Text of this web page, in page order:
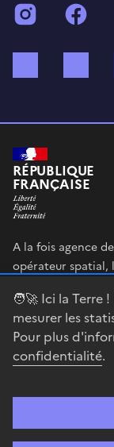
🧑‍🚀 Ici la Terre
mesurer les
Pour plus
confidentialité.
Instagram
RÉPUBLIQUE
FRANÇAISE
A la fois agence
opérateur spatial,
en œuvre sa
legifrance.gouv.fr
Accessibilité :